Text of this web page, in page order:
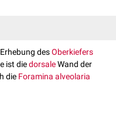
desOberkiefers
ist diedorsaleWand der
die Foramina alveolaria